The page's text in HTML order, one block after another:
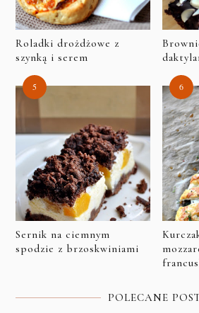
Roladki drożdżowe z
szynką i serem
Sernik na ciemnym
spodzie z brzoskwiniami
POLECANE